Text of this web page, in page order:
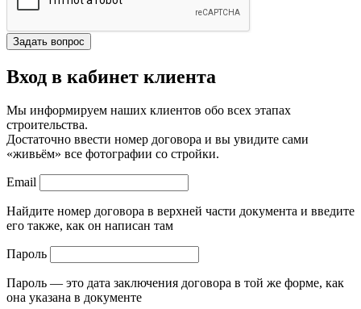
Вход в кабинет клиента
Мы информируем наших клиентов обо всех этапах
строительства.
Достаточно ввести номер договора и вы увидите сами
«живьём» все фотографии со стройки.
Email
Найдите номер договора в верхней части документа и введите
его также, как он написан там
Пароль
Пароль — это дата заключения договора в той же форме, как
она указана в документе